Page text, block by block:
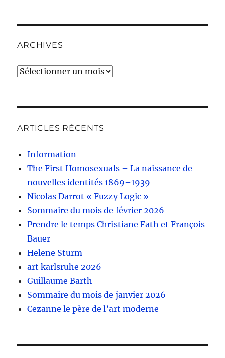
ARCHIVES
Archives
ARTICLES RÉCENTS
Information
The First Homosexuals – La naissance de
nouvelles identités 1869–1939
Nicolas Darrot « Fuzzy Logic »
Sommaire du mois de février 2026
Prendre le temps Christiane Fath et François
Bauer
Helene Sturm
art karlsruhe 2026
Guillaume Barth
Sommaire du mois de janvier 2026
Cezanne le père de l’art moderne